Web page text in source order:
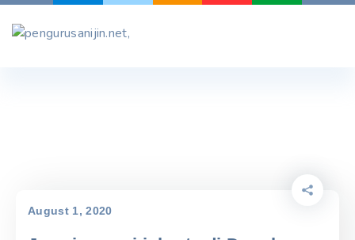
Skip
August 1, 2020